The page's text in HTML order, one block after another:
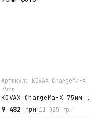
Артикул: KOVAX ChargeMa-X
75мм
KOVAX ChargeMa-X 75мм РОТОР
9 482 грн 11 025 грн